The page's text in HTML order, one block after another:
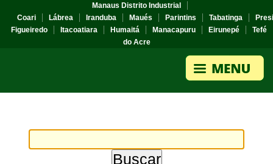
Manaus Distrito Industrial
Coari
Lábrea Iranduba Maués Parintins Tabatinga
Figueiredo
Itacoatiara Humaitá Manacapuru Eirunepé
Tefé
do Acre